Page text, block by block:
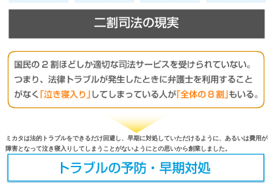
ミカタは法的トラブルをできるだけ回避し、早期に対処していただけるように、あるいは費用が
障害となって泣き寝入りしてしまうことがないようにとの思いから創業しました。